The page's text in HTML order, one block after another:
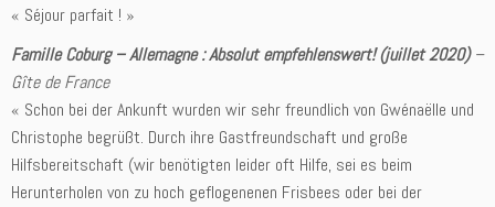
« Séjour parfait ! »
Famille Coburg – Allemagne : Absolut empfehlenswert! (juillet 2020)–
Gîte de France
« Schon bei der Ankunft wurden wir sehr freundlich von Gwénaëlle und
Christophe begrüßt. Durch ihre Gastfreundschaft und große
Hilfsbereitschaft (wir benötigten leider oft Hilfe, sei es beim
Herunterholen von zu hoch geflogenenen Frisbees oder bei der